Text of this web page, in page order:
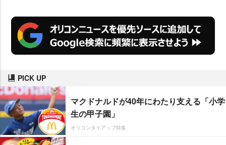
PICK UP
マクドナルドが40年にわたり支える「小学
生の甲子園」
オリコンタイアップ特集